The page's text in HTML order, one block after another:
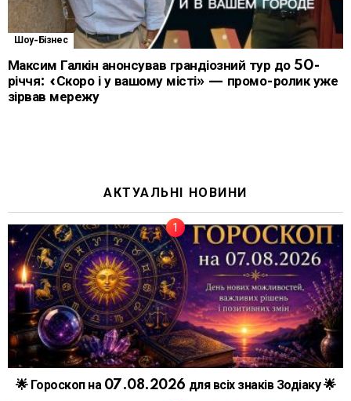
Шоу-Бізнес
Максим Галкін анонсував грандіозний тур до 50-
річчя: «Скоро і у вашому місті» — промо-ролик уже
зірвав мережу
АКТУАЛЬНІ НОВИНИ
🌟 Гороскоп на 07.08.2026 для всіх знаків Зодіаку 🌟